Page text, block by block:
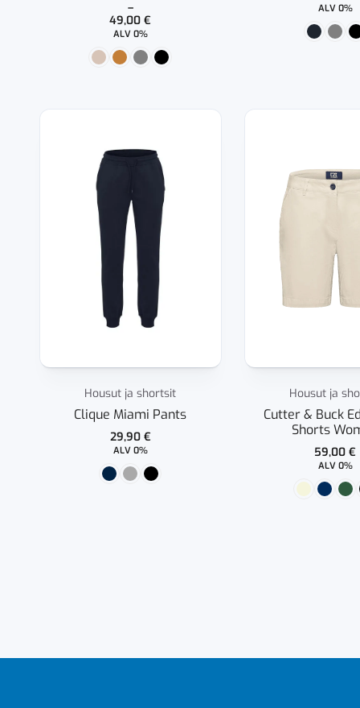
–
49,00€
Hintaluokka:
-
ALV 0%
ALV 0%
Housut ja shortsit
Clique Miami Pants
29,90 €
ALV 0%
Housut ja
Cutter & Buck
Shorts
59,00€
ALV 0%